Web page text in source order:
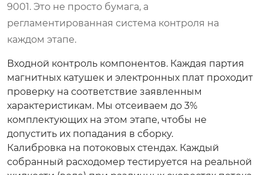
9001. Это не просто бумага, а
регламентированная система контроля на
каждом этапе.
Входной контроль компонентов. Каждая партия
магнитных катушек и электронных плат проходит
проверку на соответствие заявленным
характеристикам. Мы отсеиваем до 3%
комплектующих на этом этапе, чтобы не
допустить их попадания в сборку.
Калибровка на потоковых стендах. Каждый
собранный расходомер тестируется на реальной